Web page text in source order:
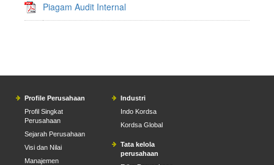
Piagam Audit Internal
Profile Perusahaan
Profil Singkat
Perusahaan
Sejarah Perusahaan
Visi dan Nilai
Manajemen
Industri
Indo Kordsa
Kordsa Global
Tata kelola
perusahaan